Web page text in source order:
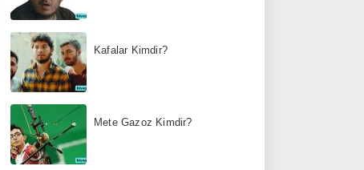
Kafalar Kimdir?
Mete Gazoz Kimdir?